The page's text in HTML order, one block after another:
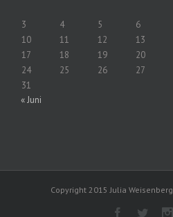
3
4 5 6
10
11 12 13
17
18 19 20
24
25 26 27
31
« Juni
Copyright 2015 Julia